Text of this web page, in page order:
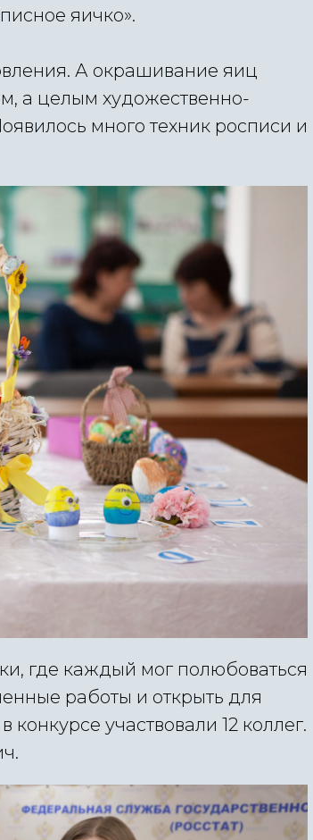
яичко».
А окрашивание яиц
а целым художественно-
много техник росписи и
где каждый мог полюбоваться
работы и открыть для
участвовали 12 коллег.